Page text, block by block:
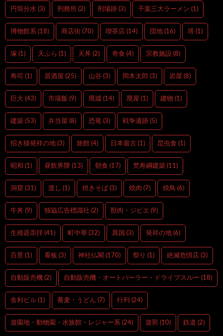
円筒分水 (3) 刑務所 (2) 刑場跡 (3) 千葉三大ラーメン (1)
博物館系 (18) 商店街 (70) 喫茶店 (14) 団地 (16) 塔 (1)
塚 (1) 天ぷら (1) 天丼 (2) 奇食 (4) 宗教施設 (8)
寿司 (1) 居酒屋 (25) 山谷 (3) 岡本太郎 (3) 岩屋 (8)
巨大 (43) 市場飯 (9) 廃墟 (14) 廃屋 (1) 建物 (1)
建築 (53) 弁当屋 (8) 恐竜 (3) 戦争遺跡 (5)
招き猫発祥の地 (3) 旅館 (4) 日本最古 (1) 昆虫食 (1)
昭和 (1) 昼飲界隈 (13) 朝食 (17) 梵寿綱建築 (11)
洞窟 (31) 渡し (1) 焼きそば (3) 焼肉 (7) 焼鳥 (6)
牛丼 (9) 独協広告標識社 (2) 獣肉・ジビエ (9)
生殖器崇拝 (41) 町中華 (32) 異国 (3) 発祥の地 (6)
百景 (1) 看板 (3) 神社仏閣 (170) 祭り (1) 絶滅危惧店 (3)
自動販売機 (2) 自動販売機・オートパーラー・ドライブスルー (18)
舎利ビル (1) 蕎麦・うどん (7) 行列 (24)
遊園地・動物園・水族館・レジャー系 (24) 遊郭 (10) 鉄道 (2)